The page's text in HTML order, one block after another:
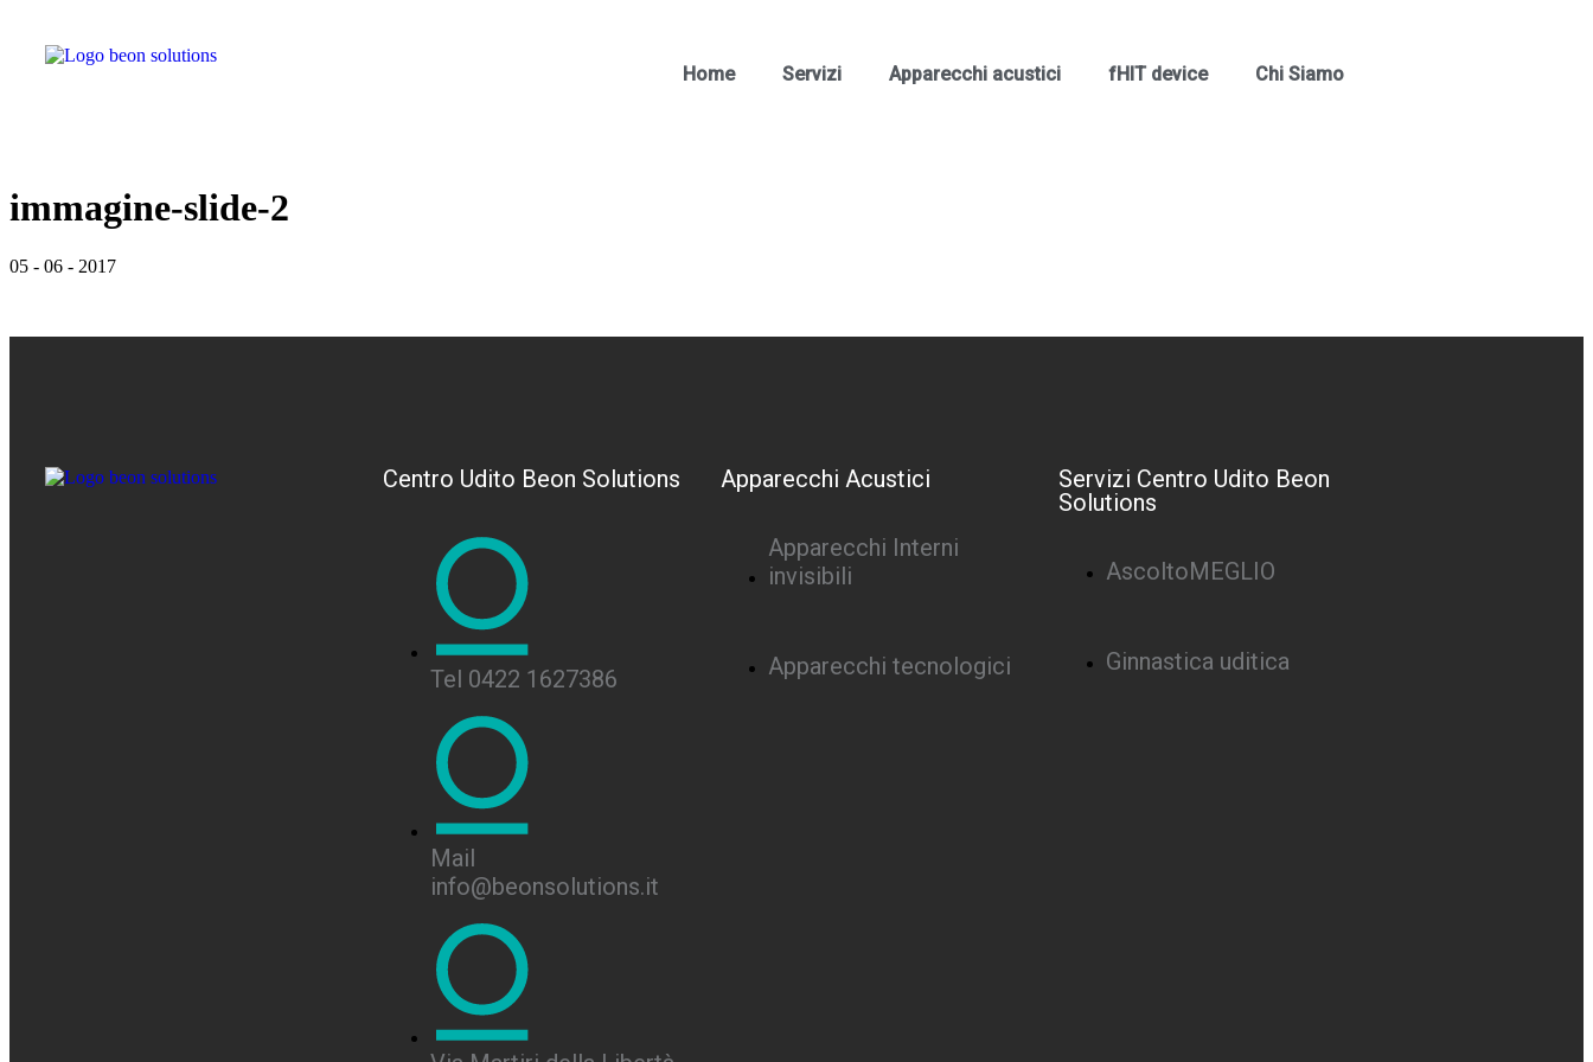
Home Servizi Apparecchi acustici fHIT device Chi Siamo
immagine-slide-2
05 - 06 - 2017
Centro Udito Beon Solutions
Tel 0422 1627386
Mail
info@beonsolutions.it
Apparecchi Acustici
Apparecchi Interni
invisibili
Apparecchi tecnologici
Servizi Centro Udito Beon
Solutions
AscoltoMEGLIO
Ginnastica uditica